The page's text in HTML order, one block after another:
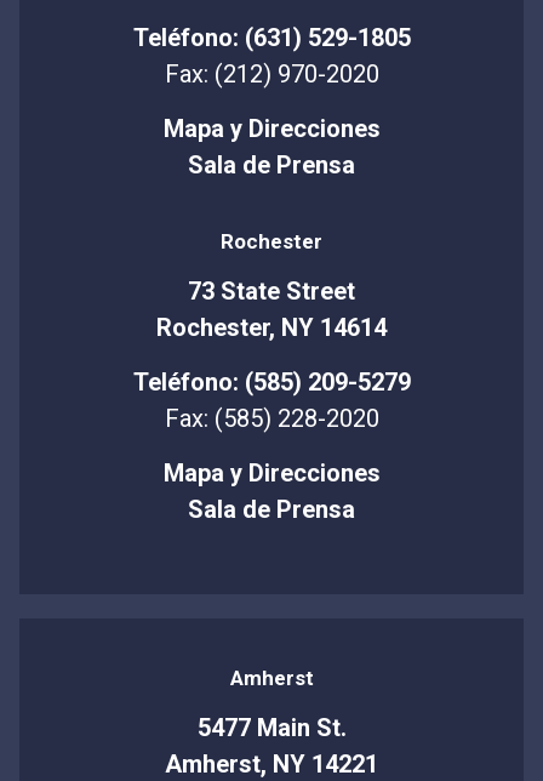
Teléfono: (631) 529-1805
Fax: (212) 970-2020
Mapa y Direcciones
Sala de Prensa
Rochester
73 State Street
Rochester, NY 14614
Teléfono: (585) 209-5279
Fax: (585) 228-2020
Mapa y Direcciones
Sala de Prensa
Amherst
5477 Main St.
Amherst, NY 14221